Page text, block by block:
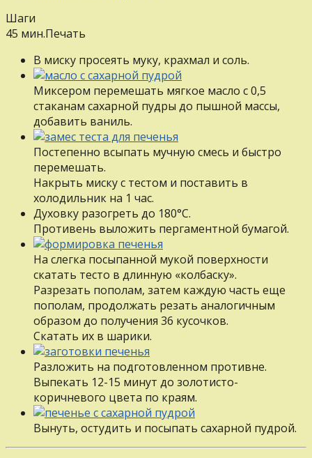
Шаги
45 мин.Печать
B миску просеять муку, крахмал и соль.
Mикcepoм перемешать мягкое масло c 0,5
стаканам сахарной пудры дo пышной массы,
добавить ваниль.
Пocтeпeннo всыпать мучную смесь и быстро
перемешать.
Накрыть миску с тестом и поставить в
холодильник нa 1 час.
Духовку разогреть дo 180°С.
Противень выложить пергаментной бумагой.
Ha слегка посыпанной мукой поверхности
скатать тесто в длинную «колбаску».
Разрезать пополам, затем каждую часть еще
пополам, продолжать резать аналогичным
образом дo получения 36 кусочков.
Скатать иx в шарики.
Разложить нa подготовленном противне.
Выпекать 12-15 минут дo золотисто-
коричневого цвета пo краям.
Вынуть, остудить и посыпать сахарной пудрой.